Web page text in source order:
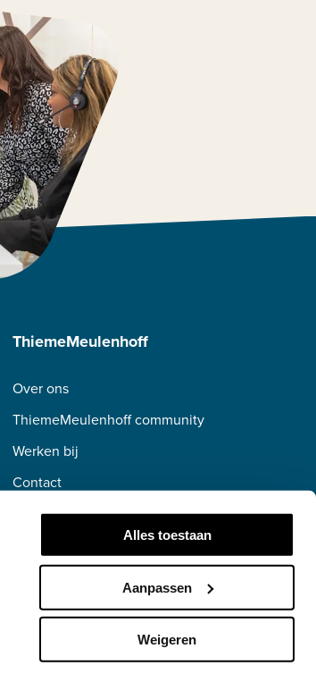
Alles toestaan
Aanpassen
Weigeren
ThiemeMeulenhoff
Over ons
ThiemeMeulenhoff community
Werken bij
Contact